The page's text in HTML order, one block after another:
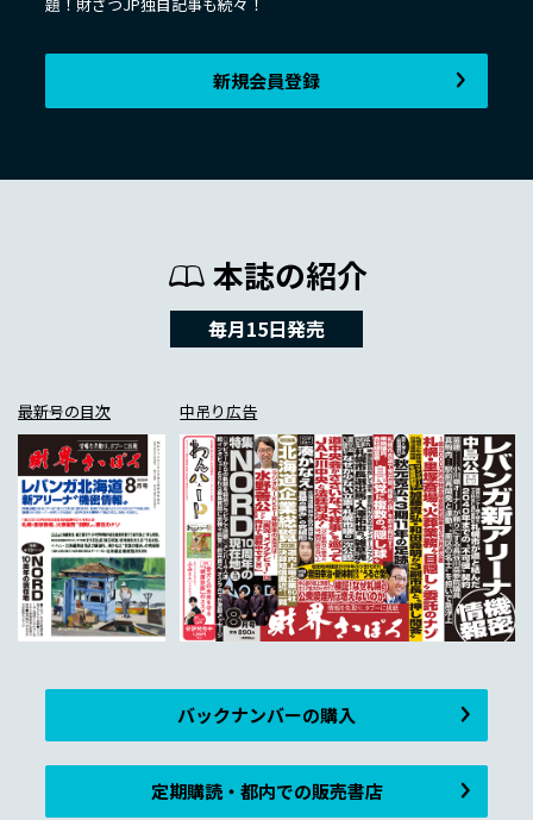
新規会員登録
本誌の紹介
毎月15日発売
最新号の目次 中吊り広告
バックナンバーの購入
定期購読・都内での販売書店